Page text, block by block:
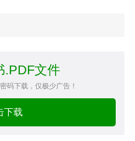
.PDF文件
码下载，仅极少广告！
下载